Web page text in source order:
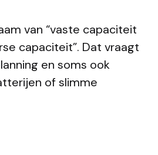
van “vaste capaciteit
capaciteit”. Dat vraagt
en soms ook
of slimme